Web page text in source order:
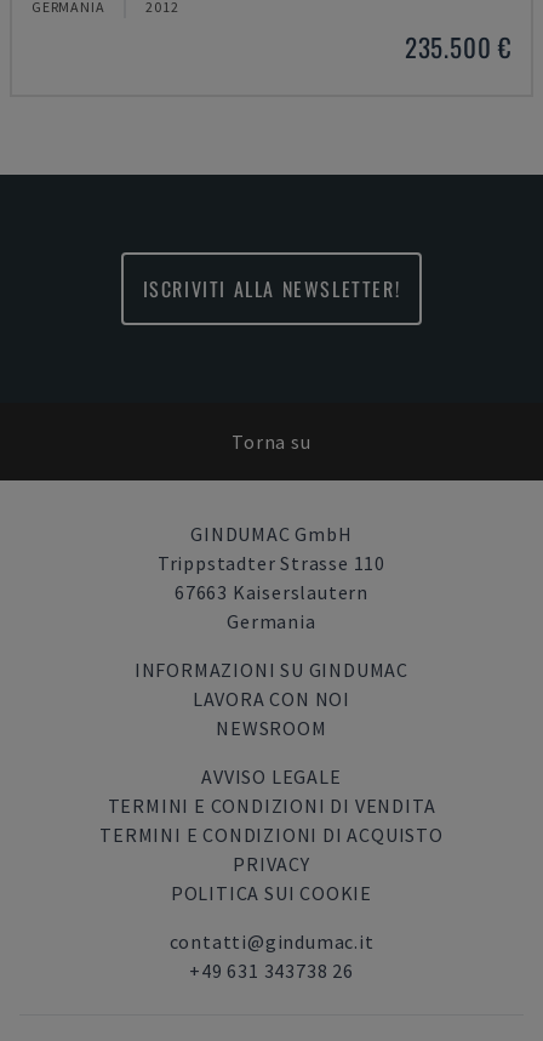
GERMANIA 2012
235.500 €
ISCRIVITI ALLA NEWSLETTER!
Torna su
GINDUMAC GmbH
Trippstadter Strasse 110
67663 Kaiserslautern
Germania
INFORMAZIONI SU GINDUMAC
LAVORA CON NOI
NEWSROOM
AVVISO LEGALE
TERMINI E CONDIZIONI DI VENDITA
TERMINI E CONDIZIONI DI ACQUISTO
PRIVACY
POLITICA SUI COOKIE
contatti@gindumac.it
+49 631 343738 26